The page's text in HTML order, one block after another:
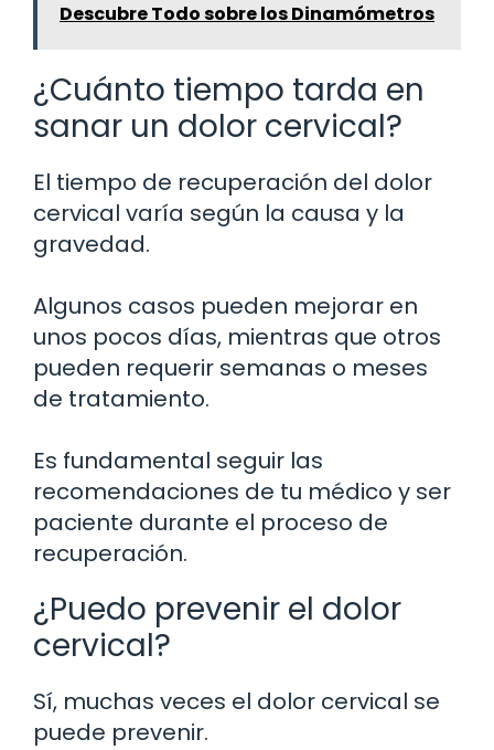
Descubre Todo sobre los Dinamómetros
¿Cuánto tiempo tarda en
sanar un dolor cervical?
El tiempo de recuperación del dolor
cervical varía según la causa y la
gravedad.
Algunos casos pueden mejorar en
unos pocos días, mientras que otros
pueden requerir semanas o meses
de tratamiento.
Es fundamental seguir las
recomendaciones de tu médico y ser
paciente durante el proceso de
recuperación.
¿Puedo prevenir el dolor
cervical?
Sí, muchas veces el dolor cervical se
puede prevenir.